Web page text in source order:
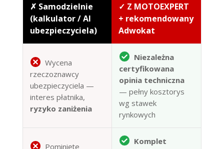
✗ Samodzielnie
(kalkulator / AI
ubezpieczyciela)
✓ Z MOTOEXPERT
+ rekomendowany
Adwokat
Wycena
rzeczoznawcy
ubezpieczyciela —
interes płatnika,
ryzyko zaniżenia
Niezależna
certyfikowana
opinia techniczna
— pełny kosztorys
wg stawek
rynkowych
Pominięte
Komplet